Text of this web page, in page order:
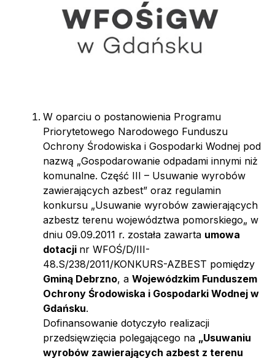
W oparciu o postanowienia Programu
Priorytetowego Narodowego Funduszu
Ochrony Środowiska i Gospodarki Wodnej pod
nazwą „Gospodarowanie odpadami innymi niż
komunalne. Część III – Usuwanie wyrobów
zawierających azbest” oraz regulamin
konkursu „Usuwanie wyrobów zawierających
azbestz terenu województwa pomorskiego„ w
dniu 09.09.2011 r. została zawarta umowa
dotacji nr WFOŚ/D/III-
48.S/238/2011/KONKURS-AZBEST pomiędzy
Gminą Debrzno, a Wojewódzkim Funduszem
Ochrony Środowiska i Gospodarki Wodnej w
Gdańsku.
Dofinansowanie dotyczyło realizacji
przedsięwzięcia polegającego na „Usuwaniu
wyrobów zawierających azbest z terenu